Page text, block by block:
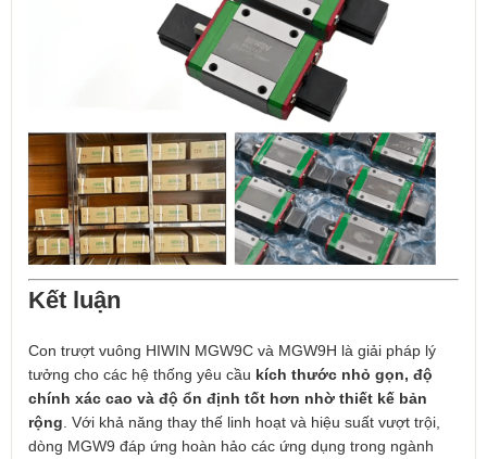
Kết luận
Con trượt vuông HIWIN MGW9C và MGW9H là giải pháp lý
tưởng cho các hệ thống yêu cầu kích thước nhỏ gọn, độ
chính xác cao và độ ổn định tốt hơn nhờ thiết kế bản
rộng . Với khả năng thay thế linh hoạt và hiệu suất vượt trội,
dòng MGW9 đáp ứng hoàn hảo các ứng dụng trong ngành